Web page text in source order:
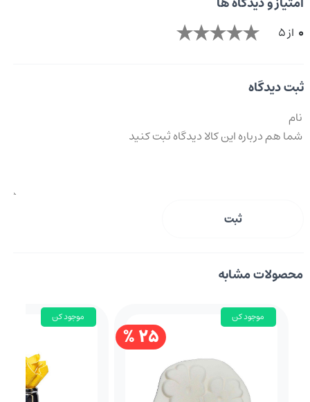
0 از 5
ثبت دیدگاه
ثبت
محصولات مشابه
25 %
موجود کن موجود کن